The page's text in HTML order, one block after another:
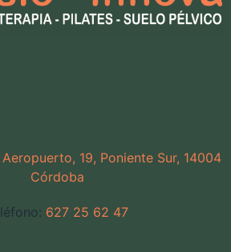
Aeropuerto, 19, Poniente Sur, 14004
Córdoba
627 25 62 47